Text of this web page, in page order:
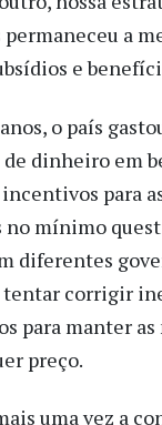
a
e
o país
dinheiro em
para
no mínimo
diferentes
tentar corrigir
para manter
preço.
uma vez a